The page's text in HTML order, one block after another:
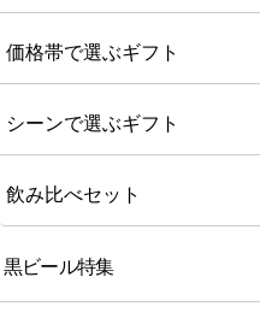
価格帯で選ぶギフト
シーンで選ぶギフト
飲み比べセット
黒ビール特集